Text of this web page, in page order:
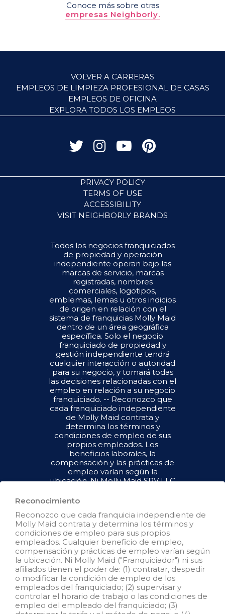
Conoce más sobre otras
empresas Neighborly.
VOLVER A CARRERAS
EMPLEOS DE LIMPIEZA PROFESIONAL DE CASAS
EMPLEOS DE OFICINA
EXPLORA TODOS LOS EMPLEOS
PRIVACY POLICY
TERMS OF USE
ACCESSIBILITY
VISIT NEIGHBORLY BRANDS
Todos los negocios franquiciados
de propiedad y operación
independiente operan bajo las
marcas de servicio, marcas
registradas, nombres
comerciales, logotipos,
emblemas, lemas u otros indicios
de origen en relación con el
sistema de franquicias Molly Maid
dentro de un área geográfica
específica. Solo el negocio
franquiciado de propiedad y
gestión independiente tendrá
cualquier interacción o autoridad
para su negocio, y tomará todas
las decisiones relacionadas con el
empleo en relación a su negocio
franquiciado. -- Reconozco que
cada franquiciado independiente
de Molly Maid contrata y
determina los términos y
condiciones de empleo de sus
propios empleados. Los
beneficios laborales, la
compensación y las prácticas de
empleo varían según la
ubicación. Ni Molly Maid SPV LLC
tienen el poder de : (1) contratar,
de empleo de los empleados del
franquiciado; (2) supervisar y
controlar el horario de trabajo de
los empleados del franquiciado o
las condiciones de empleo; (3)
determinar la tasa y el método de
pago; o (4) aceptar, revisar o
mantener los registros de
empleo del franquiciado. Molly
Maid SPV LLC NO es el
empleador y/o empleador
Reconocimiento
Reconozco que cada franquicia independiente de
Molly Maid contrata y determina los términos y
condiciones de empleo para sus propios
empleados. Cualquier beneficio de empleo,
compensación y prácticas de empleo varían según
la ubicación. Ni Molly Maid ("Franquiciador") ni sus
afiliados tienen el poder de: (1) contratar, despedir
o modificar la condición de empleo de los
empleados del franquiciado; (2) supervisar y
controlar el horario de trabajo o las condiciones de
empleo del empleado del franquiciado; (3)